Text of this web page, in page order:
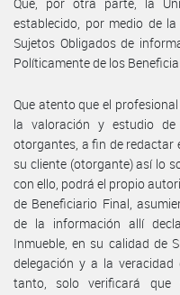
establecido, por medio de
Sujetos Obligados de
Políticamente de los
Que atento que el
la valoración y estudio
otorgantes, a fin de redactar
su cliente (otorgante) así lo
con ello, podrá el propio
de Beneficiario Final,
de la información allí
Inmueble, en su calidad de
delegación y a la
tanto, solo verificará